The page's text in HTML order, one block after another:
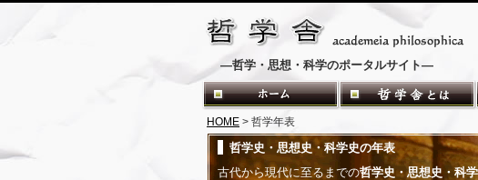
―哲学・思想・科学のポータルサイト―
HOME > 哲学年表
哲学史・思想史・科学史の年表
古代から現代に至るまでの哲学史・思想史・科